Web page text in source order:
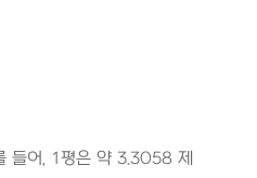
들어, 1평은 약 3.3058 제